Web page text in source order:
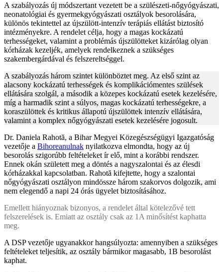
A szabályozás új módszertant vezetett be a szülészeti-nőgyógyászati,
neonatológiai és gyermekgyógyászati osztályok besorolására,
különös tekintettel az újszülött-intenzív terápiás ellátást biztosító
intézményekre. A rendelet célja, hogy a magas kockázatú
terhességeket, valamint a problémás újszülötteket kizárólag olyan
kórházak kezeljék, amelyek rendelkeznek a szükséges
szakembergárdával és felszereltséggel.
A szabályozás három szintet különböztet meg. Az első szint az
alacsony kockázatú terhességek és komplikációmentes szülések
ellátására szolgál, a második a közepes kockázatú esetek kezelésére,
míg a harmadik szint a súlyos, magas kockázatú terhességekre, a
koraszülöttek és kritikus állapotú újszülöttek intenzív ellátására,
valamint a komplex nőgyógyászati esetek kezelésére jogosult.
Dr. Daniela Rahotă, a Bihar Megyei Közegészségügyi Igazgatóság
vezetője a Bihoreanulnak nyilatkozva elmondta, hogy az új
besorolás szigorúbb feltételeket ír elő, mint a korábbi rendszer.
Ennek okán született meg a döntés a nagyszalontai és az élesdi
kórházakkal kapcsolatban. Rahotă kifejtette, hogy a szalontai
nőgyógyászati osztályon mindössze három szakorvos dolgozik, ami
nem elegendő a napi 24 órás ügyelet biztosításához.
Emellett hiányoznak bizonyos, a rendelet által kötelezővé tett
felszerelések is. Emiatt az osztály csak az 1A minősítést kaphatta
meg.
A DSP vezetője ugyanakkor hangsúlyozta: amennyiben a szükséges
feltételeket teljesítik, az osztály bármikor magasabb, 1B besorolást
kaphat.